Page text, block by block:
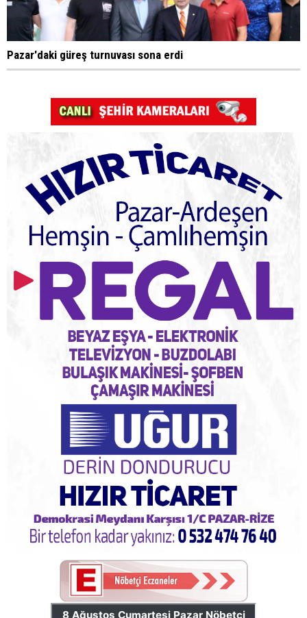
Pazar'daki güreş turnuvası sona erdi